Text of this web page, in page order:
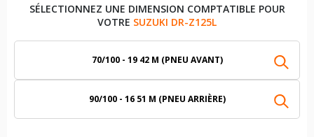
SÉLECTIONNEZ UNE DIMENSION COMPTATIBLE POUR
VOTRE SUZUKI DR-Z125L
70/100 - 19 42 M (PNEU AVANT)
90/100 - 16 51 M (PNEU ARRIÈRE)